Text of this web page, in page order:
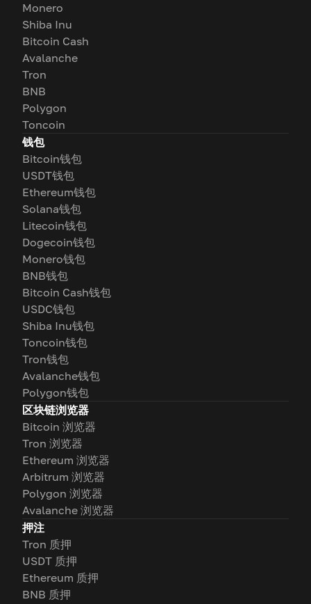
Monero
Shiba Inu
Bitcoin Cash
Avalanche
Tron
BNB
Polygon
Toncoin
钱包
Bitcoin钱包
USDT钱包
Ethereum钱包
Solana钱包
Litecoin钱包
Dogecoin钱包
Monero钱包
BNB钱包
Bitcoin Cash钱包
USDC钱包
Shiba Inu钱包
Toncoin钱包
Tron钱包
Avalanche钱包
Polygon钱包
区块链浏览器
Bitcoin 浏览器
Tron 浏览器
Ethereum 浏览器
Arbitrum 浏览器
Polygon 浏览器
Avalanche 浏览器
押注
Tron 质押
USDT 质押
Ethereum 质押
BNB 质押